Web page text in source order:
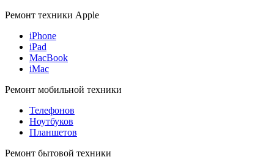
Ремонт техники Apple
iPhone
iPad
MacBook
iMac
Ремонт мобильной техники
Телефонов
Ноутбуков
Планшетов
Ремонт бытовой техники